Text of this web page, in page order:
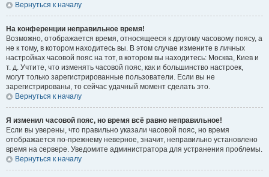
Вернуться к началу
На конференции неправильное время!
Возможно, отображается время, относящееся к другому часовому поясу, а
не к тому, в котором находитесь вы. В этом случае измените в личных
настройках часовой пояс на тот, в котором вы находитесь: Москва, Киев и
т. д. Учтите, что изменять часовой пояс, как и большинство настроек,
могут только зарегистрированные пользователи. Если вы не
зарегистрированы, то сейчас удачный момент сделать это.
Вернуться к началу
Я изменил часовой пояс, но время всё равно неправильное!
Если вы уверены, что правильно указали часовой пояс, но время
отображается по-прежнему неверное, значит, неправильно установлено
время на сервере. Уведомите администратора для устранения проблемы.
Вернуться к началу